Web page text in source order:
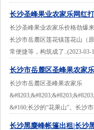
长沙圣峰果业农家乐网红
长沙圣峰果业农家乐价格劲爆
长沙市岳麓区莲花镇莲花山（
常便捷等，构筑成了..(2023-03-
长沙市岳麓区圣峰果农家
长沙市岳麓区圣峰果农家乐
&#160;长沙的“花果山”。长沙
长沙黑麋峰帐篷出租|长沙